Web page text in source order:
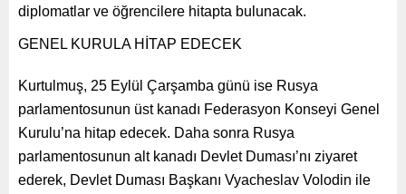
diplomatlar ve öğrencilere hitapta bulunacak.
GENEL KURULA HİTAP EDECEK
Kurtulmuş, 25 Eylül Çarşamba günü ise Rusya
parlamentosunun üst kanadı Federasyon Konseyi Genel
Kurulu’na hitap edecek. Daha sonra Rusya
parlamentosunun alt kanadı Devlet Duması’nı ziyaret
ederek, Devlet Duması Başkanı Vyacheslav Volodin ile